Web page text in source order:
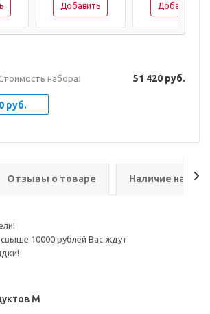
Добавить Добавить
набора: 51 420 руб.
руб.
Отзывы о товаре Наличие на
10000 рублей Вас ждут
М